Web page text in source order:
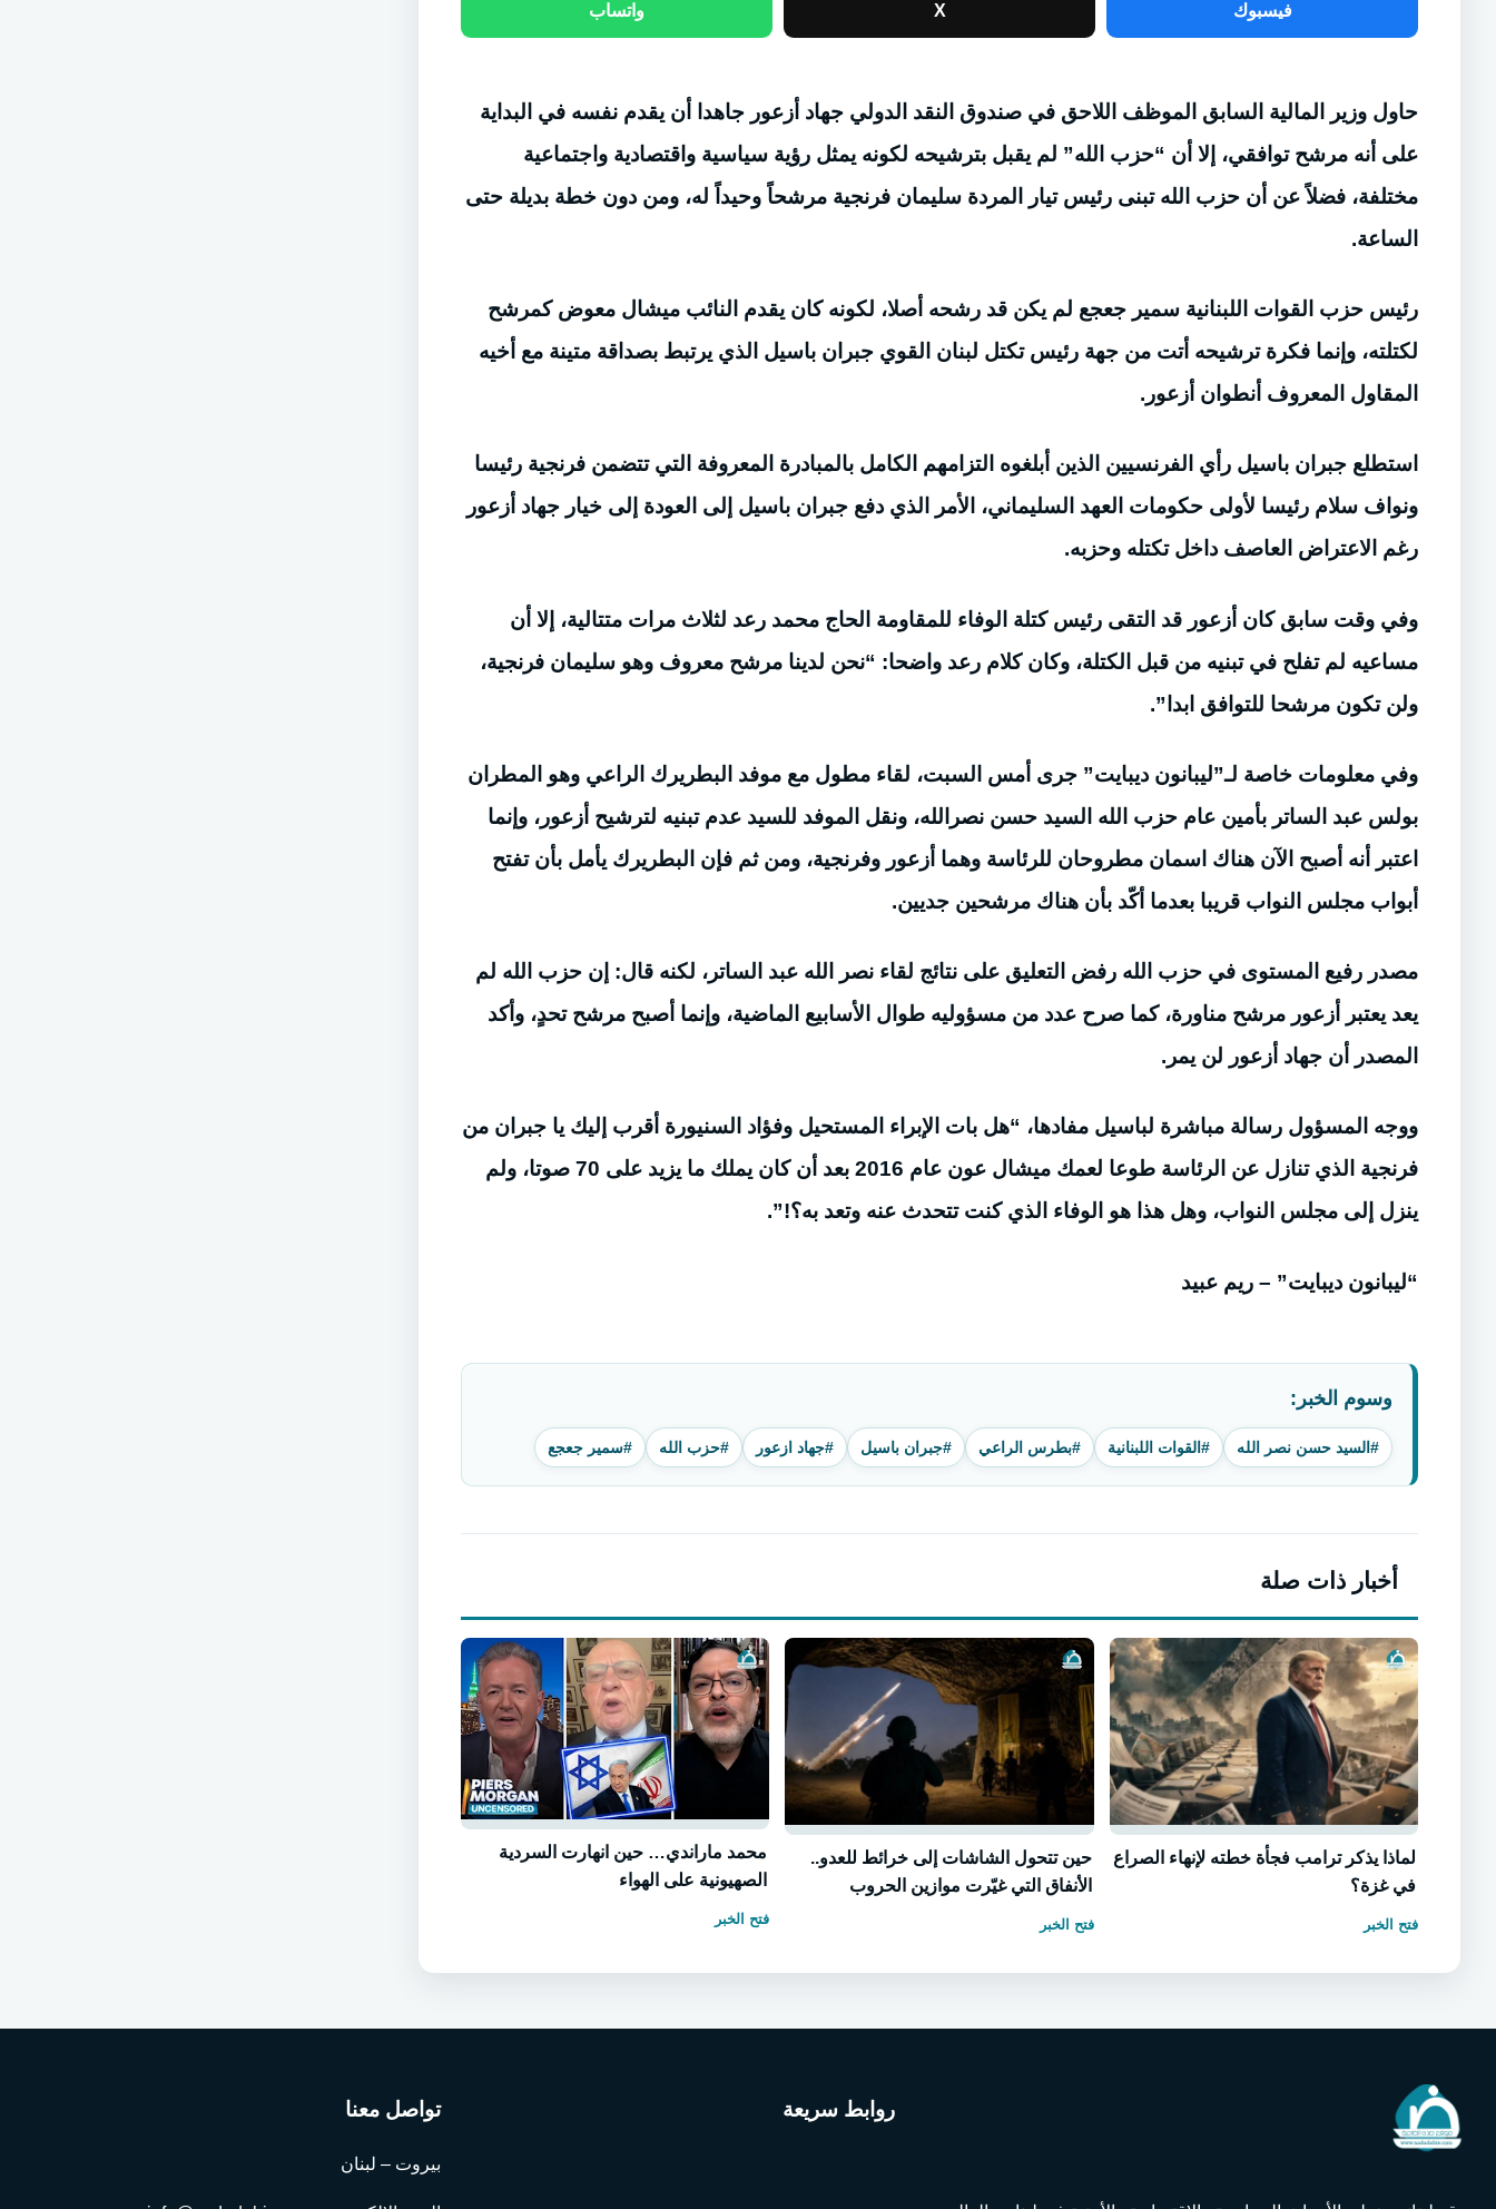
فيسبوك X واتساب
حاول وزير المالية السابق الموظف اللاحق في صندوق النقد الدولي جهاد أزعور جاهدا أن يقدم نفسه في البداية
على أنه مرشح توافقي، إلا أن “حزب الله” لم يقبل بترشيحه لكونه يمثل رؤية سياسية واقتصادية واجتماعية
مختلفة، فضلاً عن أن حزب الله تبنى رئيس تيار المردة سليمان فرنجية مرشحاً وحيداً له، ومن دون خطة بديلة حتى
الساعة.
رئيس حزب القوات اللبنانية سمير جعجع لم يكن قد رشحه أصلا، لكونه كان يقدم النائب ميشال معوض كمرشح
لكتلته، وإنما فكرة ترشيحه أتت من جهة رئيس تكتل لبنان القوي جبران باسيل الذي يرتبط بصداقة متينة مع أخيه
المقاول المعروف أنطوان أزعور.
استطلع جبران باسيل رأي الفرنسيين الذين أبلغوه التزامهم الكامل بالمبادرة المعروفة التي تتضمن فرنجية رئيسا
ونواف سلام رئيسا لأولى حكومات العهد السليماني، الأمر الذي دفع جبران باسيل إلى العودة إلى خيار جهاد أزعور
رغم الاعتراض العاصف داخل تكتله وحزبه.
وفي وقت سابق كان أزعور قد التقى رئيس كتلة الوفاء للمقاومة الحاج محمد رعد لثلاث مرات متتالية، إلا أن
مساعيه لم تفلح في تبنيه من قبل الكتلة، وكان كلام رعد واضحا: “نحن لدينا مرشح معروف وهو سليمان فرنجية،
ولن تكون مرشحا للتوافق ابدا”.
وفي معلومات خاصة لـ”ليبانون ديبايت” جرى أمس السبت، لقاء مطول مع موفد البطريرك الراعي وهو المطران
بولس عبد الساتر بأمين عام حزب الله السيد حسن نصرالله، ونقل الموفد للسيد عدم تبنيه لترشيح أزعور، وإنما
اعتبر أنه أصبح الآن هناك اسمان مطروحان للرئاسة وهما أزعور وفرنجية، ومن ثم فإن البطريرك يأمل بأن تفتح
أبواب مجلس النواب قريبا بعدما أكّد بأن هناك مرشحين جديين.
مصدر رفيع المستوى في حزب الله رفض التعليق على نتائج لقاء نصر الله عبد الساتر، لكنه قال: إن حزب الله لم
يعد يعتبر أزعور مرشح مناورة، كما صرح عدد من مسؤوليه طوال الأسابيع الماضية، وإنما أصبح مرشح تحدٍ، وأكد
المصدر أن جهاد أزعور لن يمر.
ووجه المسؤول رسالة مباشرة لباسيل مفادها، “هل بات الإبراء المستحيل وفؤاد السنيورة أقرب إليك يا جبران من
فرنجية الذي تنازل عن الرئاسة طوعا لعمك ميشال عون عام 2016 بعد أن كان يملك ما يزيد على 70 صوتا، ولم
ينزل إلى مجلس النواب، وهل هذا هو الوفاء الذي كنت تتحدث عنه وتعد به؟!”.
“ليبانون ديبايت” – ريم عبيد
وسوم الخبر:
#السيد حسن نصر الله #القوات اللبنانية #بطرس الراعي #جبران باسيل #جهاد ازعور #حزب الله #سمير جعجع
أخبار ذات صلة
لماذا يذكر ترامب فجأة خطته لإنهاء الصراع
في غزة؟
فتح الخبر
حين تتحول الشاشات إلى خرائط للعدو..
الأنفاق التي غيّرت موازين الحروب
فتح الخبر
محمد ماراندي… حين انهارت السردية
الصهيونية على الهواء
فتح الخبر
روابط سريعة تواصل معنا
بيروت – لبنان